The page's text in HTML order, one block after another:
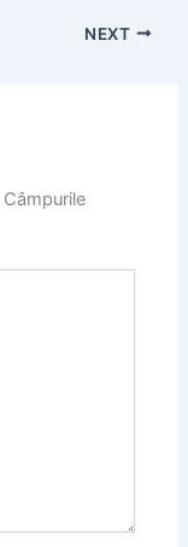
NEXT
Câmpurile